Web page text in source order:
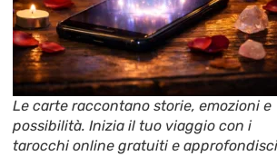
Le carte raccontano storie, emozioni e
possibilità. Inizia il tuo viaggio con i
tarocchi online gratuiti e approfondisci